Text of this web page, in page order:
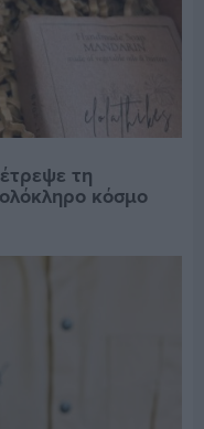
τη
κόσμο